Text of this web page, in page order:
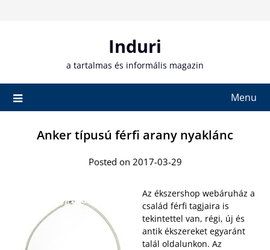
Induri
a tartalmas és informális magazin
Menu
Anker típusú férfi arany nyaklánc
Posted on 2017-03-29
Az ékszershop webáruház a
család férfi tagjaira is
tekintettel van, régi, új és
antik ékszereket egyaránt
talál oldalunkon. Az